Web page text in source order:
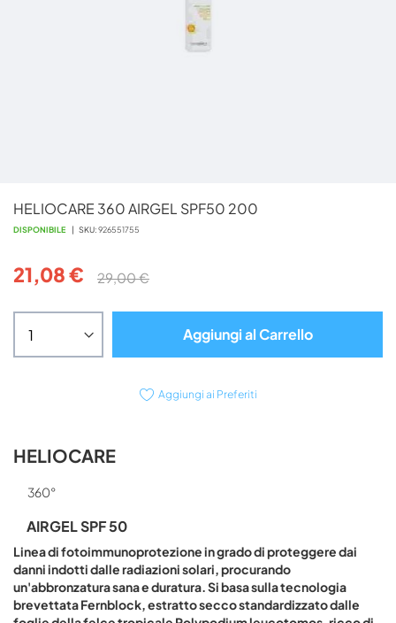
HELIOCARE 360 AIRGEL SPF50 200
DISPONIBILE SKU 926551755
21,08 € 29,00 €
Aggiungi al Carrello
Aggiungi ai Preferiti
HELIOCARE
360°
AIRGEL SPF 50
Linea di fotoimmunoprotezione in grado di proteggere dai
danni indotti dalle radiazioni solari, procurando
un'abbronzatura sana e duratura. Si basa sulla tecnologia
brevettata Fernblock, estratto secco standardizzato dalle
all'inizio
della
immagini